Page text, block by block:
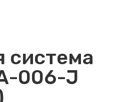
система
006-J